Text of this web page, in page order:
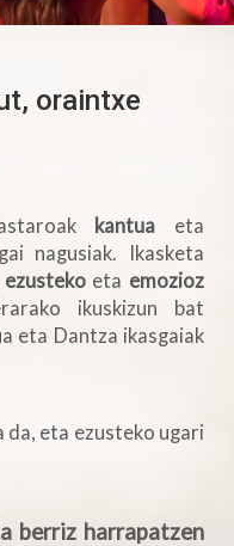
oraintxe
kantua eta
nagusiak. Ikasketa
ezusteko eta emozioz
ikuskizun bat
eta Dantza ikasgaiak
eta ezusteko ugari
berriz harrapatzen